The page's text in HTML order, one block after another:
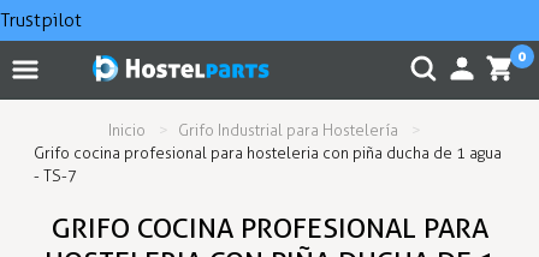
Trustpilot
0
Inicio
Grifo Industrial para Hostelería
Grifo cocina profesional para hosteleria con piña ducha de 1 agua
- TS-7
GRIFO COCINA PROFESIONAL PARA